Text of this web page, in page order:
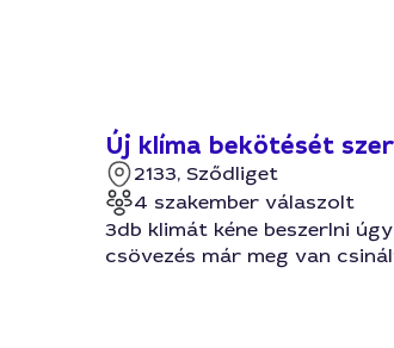
Új klíma bekötését
2133, Sződliget
4 szakember válaszolt
3db klimát kéne beszerlni
csövezés már meg van